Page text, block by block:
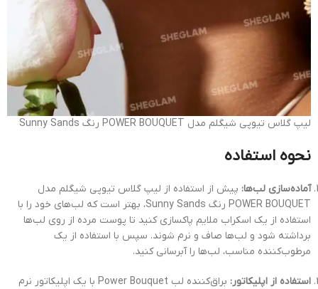
لیپ گلاس تیوپی شیگلم مدل POWER BOUQUET رنگ Sunny Sands
نحوه استفاده
آماده‌سازی لب‌ها: پیش از استفاده از لیپ گلاس تیوپی شیگلم مدل
POWER BOUQUET رنگ Sunny Sands، بهتر است که لب‌های خود را با
استفاده از یک اسکراب ملایم پاکسازی کنید تا پوست مرده از روی لب‌ها
برداشته شود و لب‌ها صاف و نرم شوند. سپس با استفاده از یک
مرطوب‌کننده مناسب، لب‌ها را آبرسانی کنید.
استفاده از اپلیکاتور:
براق‌کننده لب Power Bouquet با یک اپلیکاتور نرم